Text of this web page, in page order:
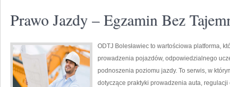
Prawo Jazdy – Egzamin Bez
ODTJ Bolesławiec to wartościowa platforma,
prowadzenia pojazdów, odpowiedzialnego
podnoszenia poziomu jazdy. To serwis, w
dotyczące praktyki prowadzenia auta,